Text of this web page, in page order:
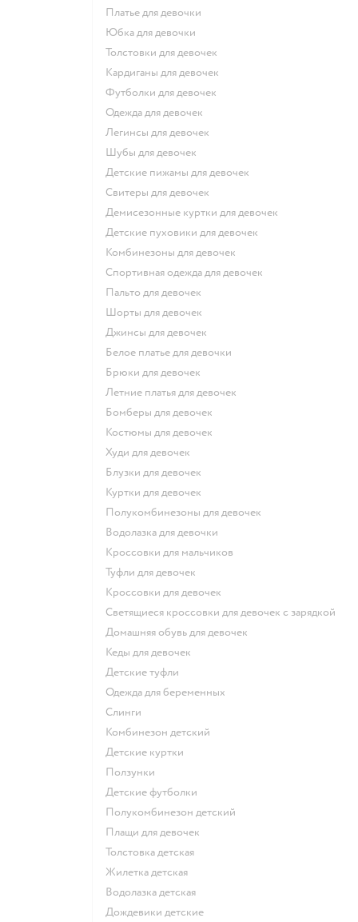
Платье для девочки
Юбка для девочки
Толстовки для девочек
Кардиганы для девочек
Футболки для девочек
Одежда для девочек
Легинсы для девочек
Шубы для девочек
Детские пижамы для девочек
Свитеры для девочек
Демисезонные куртки для девочек
Детские пуховики для девочек
Комбинезоны для девочек
Спортивная одежда для девочек
Пальто для девочек
Шорты для девочек
Джинсы для девочек
Белое платье для девочки
Брюки для девочек
Летние платья для девочек
Бомберы для девочек
Костюмы для девочек
Худи для девочек
Блузки для девочек
Куртки для девочек
Полукомбинезоны для девочек
Водолазка для девочки
Кроссовки для мальчиков
Туфли для девочек
Кроссовки для девочек
Светящиеся кроссовки для девочек с зарядкой
Домашняя обувь для девочек
Кеды для девочек
Детские туфли
Одежда для беременных
Слинги
Комбинезон детский
Детские куртки
Ползунки
Детские футболки
Полукомбинезон детский
Плащи для девочек
Толстовка детская
Жилетка детская
Водолазка детская
Дождевики детские